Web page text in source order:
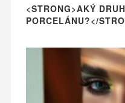
<STRONG>AKÝ
PORCELÁNU?</